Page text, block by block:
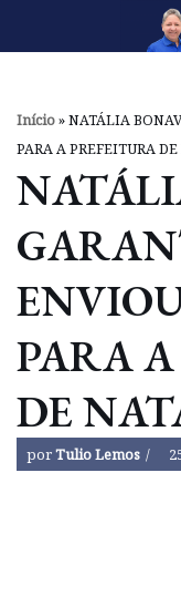
o
conteúdo
Início»NATÁLIA
PARA A PREFEITURA
PARA
DE
porTulio Lemos